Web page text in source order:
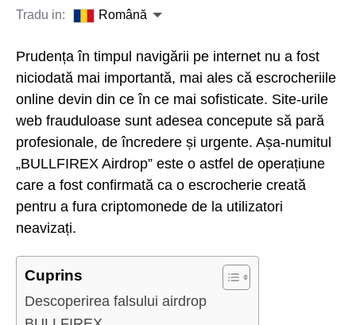
Tradu in:
Română
Prudența în timpul navigării pe internet nu a fost
niciodată mai importantă, mai ales că escrocheriile
online devin din ce în ce mai sofisticate. Site-urile
web frauduloase sunt adesea concepute să pară
profesionale, de încredere și urgente. Așa-numitul
„BULLFIREX Airdrop” este o astfel de operațiune
care a fost confirmată ca o escrocherie creată
pentru a fura criptomonede de la utilizatori
neavizați.
Cuprins
Descoperirea falsului airdrop